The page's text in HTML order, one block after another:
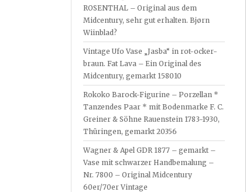
ROSENTHAL – Original aus dem
Midcentury, sehr gut erhalten. Bjørn
Wiinblad?
Vintage Ufo Vase „Jasba“ in rot-ocker-
braun. Fat Lava – Ein Original des
Midcentury, gemarkt 158010
Rokoko Barock-Figurine – Porzellan *
Tanzendes Paar * mit Bodenmarke F. C.
Greiner & Söhne Rauenstein 1783-1930,
Thüringen, gemarkt 20356
Wagner & Apel GDR 1877 – gemarkt –
Vase mit schwarzer Handbemalung –
Nr. 7800 – Original Midcentury
60er/70er Vintage